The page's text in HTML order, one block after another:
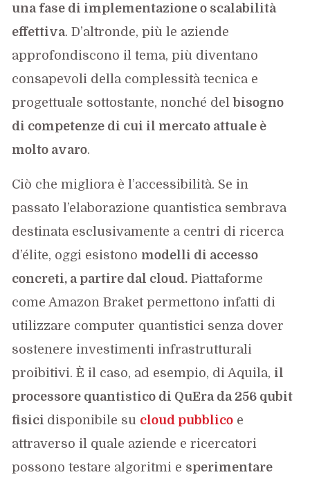
una fase di implementazione o scalabilità
effettiva. D’altronde, più le aziende
approfondiscono il tema, più diventano
consapevoli della complessità tecnica e
progettuale sottostante, nonché delbisogno
di competenze di cui il mercato attuale è
molto avaro.
Ciò che migliora è l’accessibilità. Se in
passato l’elaborazione quantistica sembrava
destinata esclusivamente a centri di ricerca
d’élite, oggi esistono modelli di accesso
concreti, a partire dal cloud. Piattaforme
come Amazon Braket permettono infatti di
utilizzare computer quantistici senza dover
sostenere investimenti infrastrutturali
proibitivi. È il caso, ad esempio, di Aquila, il
processore quantistico di QuEra da 256 qubit
fisici disponibile su cloud pubblico e
attraverso il quale aziende e ricercatori
possono testare algoritmi e sperimentare